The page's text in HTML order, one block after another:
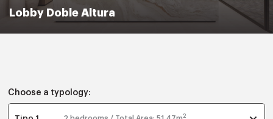
Lobby Doble Altura
Choose a typology:
2